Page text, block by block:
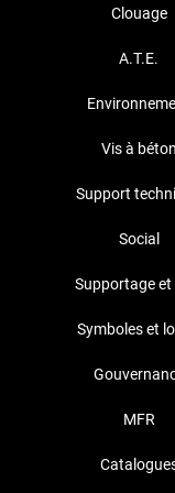
Clouage
A.T.E.
Vis à béton
Support
Social
Supportage et
Symboles et
MFR